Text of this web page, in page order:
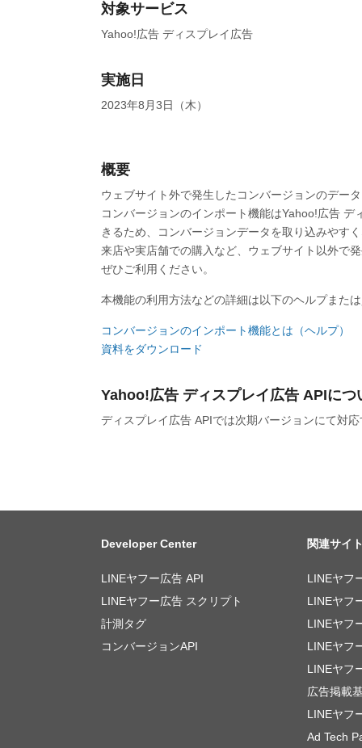
対象サービス
Yahoo!広告 ディスプレイ広告
実施日
2023年8月3日（木）
概要
ウェブサイト外で発生したコンバージョンのデー
コンバージョンのインポート機能はYahoo!広告
きるため、コンバージョンデータを取り込みやす
来店や実店舗での購入など、ウェブサイト以外で
ぜひご利用ください。
本機能の利用方法などの詳細は以下のヘルプまた
コンバージョンのインポート機能とは（ヘルプ）
資料をダウンロード
Yahoo!広告 ディスプレイ広告 APIにつ
ディスプレイ広告 APIでは次期バージョンにて対
Developer Center
LINEヤフー広告 API
LINEヤフー広告 スクリプト
計測タグ
コンバージョンAPI
関連サイ
LINEヤフ
LINEヤフ
LINEヤフ
LINEヤフ
LINEヤフ
広告掲載
LINEヤフ
Ad Tech